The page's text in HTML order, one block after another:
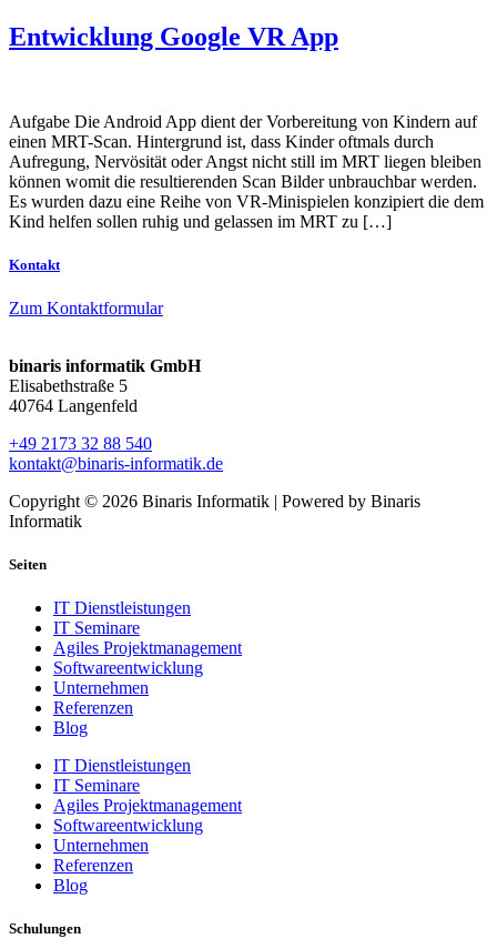
Entwicklung Google VR App
Aufgabe Die Android App dient der Vorbereitung von Kindern auf
einen MRT-Scan. Hintergrund ist, dass Kinder oftmals durch
Aufregung, Nervösität oder Angst nicht still im MRT liegen bleiben
können womit die resultierenden Scan Bilder unbrauchbar werden.
Es wurden dazu eine Reihe von VR-Minispielen konzipiert die dem
Kind helfen sollen ruhig und gelassen im MRT zu […]
Kontakt
Zum Kontaktformular
binaris informatik GmbH
Elisabethstraße 5
40764 Langenfeld
+49 2173 32 88 540
kontakt@binaris-informatik.de
Copyright © 2026 Binaris Informatik | Powered by Binaris
Informatik
Seiten
IT Dienstleistungen
IT Seminare
Agiles Projektmanagement
Softwareentwicklung
Unternehmen
Referenzen
Blog
IT Dienstleistungen
IT Seminare
Agiles Projektmanagement
Softwareentwicklung
Unternehmen
Referenzen
Blog
Schulungen